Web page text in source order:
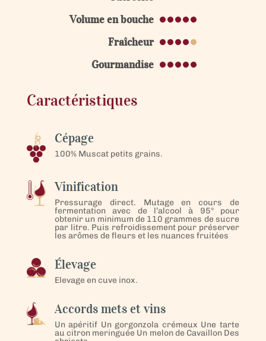
Volume en bouche
Fraîcheur
Gourmandise
Caractéristiques
Cépage
100% Muscat petits grains.
Vinification
Pressurage direct. Mutage en cours de
fermentation avec de l’alcool à 95° pour
obtenir un minimum de 110 grammes de sucre
par litre. Puis refroidissement pour préserver
les arômes de fleurs et les nuances fruitées
Élevage
Elevage en cuve inox.
Accords mets et vins
Un apéritif Un gorgonzola crémeux Une tarte
au citron meringuée Un melon de Cavaillon Des